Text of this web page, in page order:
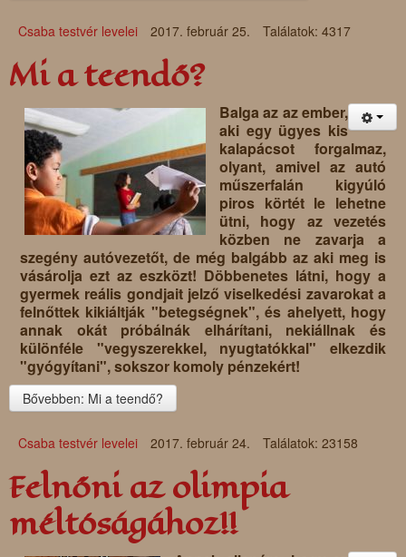
Csaba testvér levelei 2017. február 25. Találatok: 4317
Mi a teendő?
Balga az az ember,
aki egy ügyes kis
kalapácsot forgalmaz,
olyant, amivel az autó
műszerfalán kigyúló
piros körtét le lehetne
ütni, hogy az vezetés
közben ne zavarja a
szegény autóvezetőt, de még balgább az aki meg is
vásárolja ezt az eszközt! Döbbenetes látni, hogy a
gyermek reális gondjait jelző viselkedési zavarokat a
felnőttek kikiáltják "betegségnek", és ahelyett, hogy
annak okát próbálnák elhárítani, nekiállnak és
különféle "vegyszerekkel, nyugtatókkal" elkezdik
"gyógyítani", sokszor komoly pénzekért!
Bővebben: Mi a teendő?
Csaba testvér levelei 2017. február 24. Találatok: 23158
Felnőni az olimpia
méltóságához!!